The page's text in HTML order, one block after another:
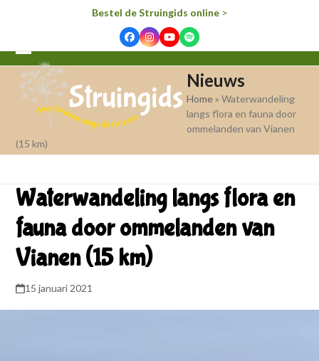
Bestel de Struingids online>
FacebookInstagram
YouTube
Spotify
Open
mobile
menu
Close
mobile
menu
Nieuws
Home »Waterwandeling
langs flora en fauna door
ommelanden van Vianen
(15 km)
Waterwandeling langs flora en
fauna door ommelanden van
Vianen (15 km)
15 januari 2021